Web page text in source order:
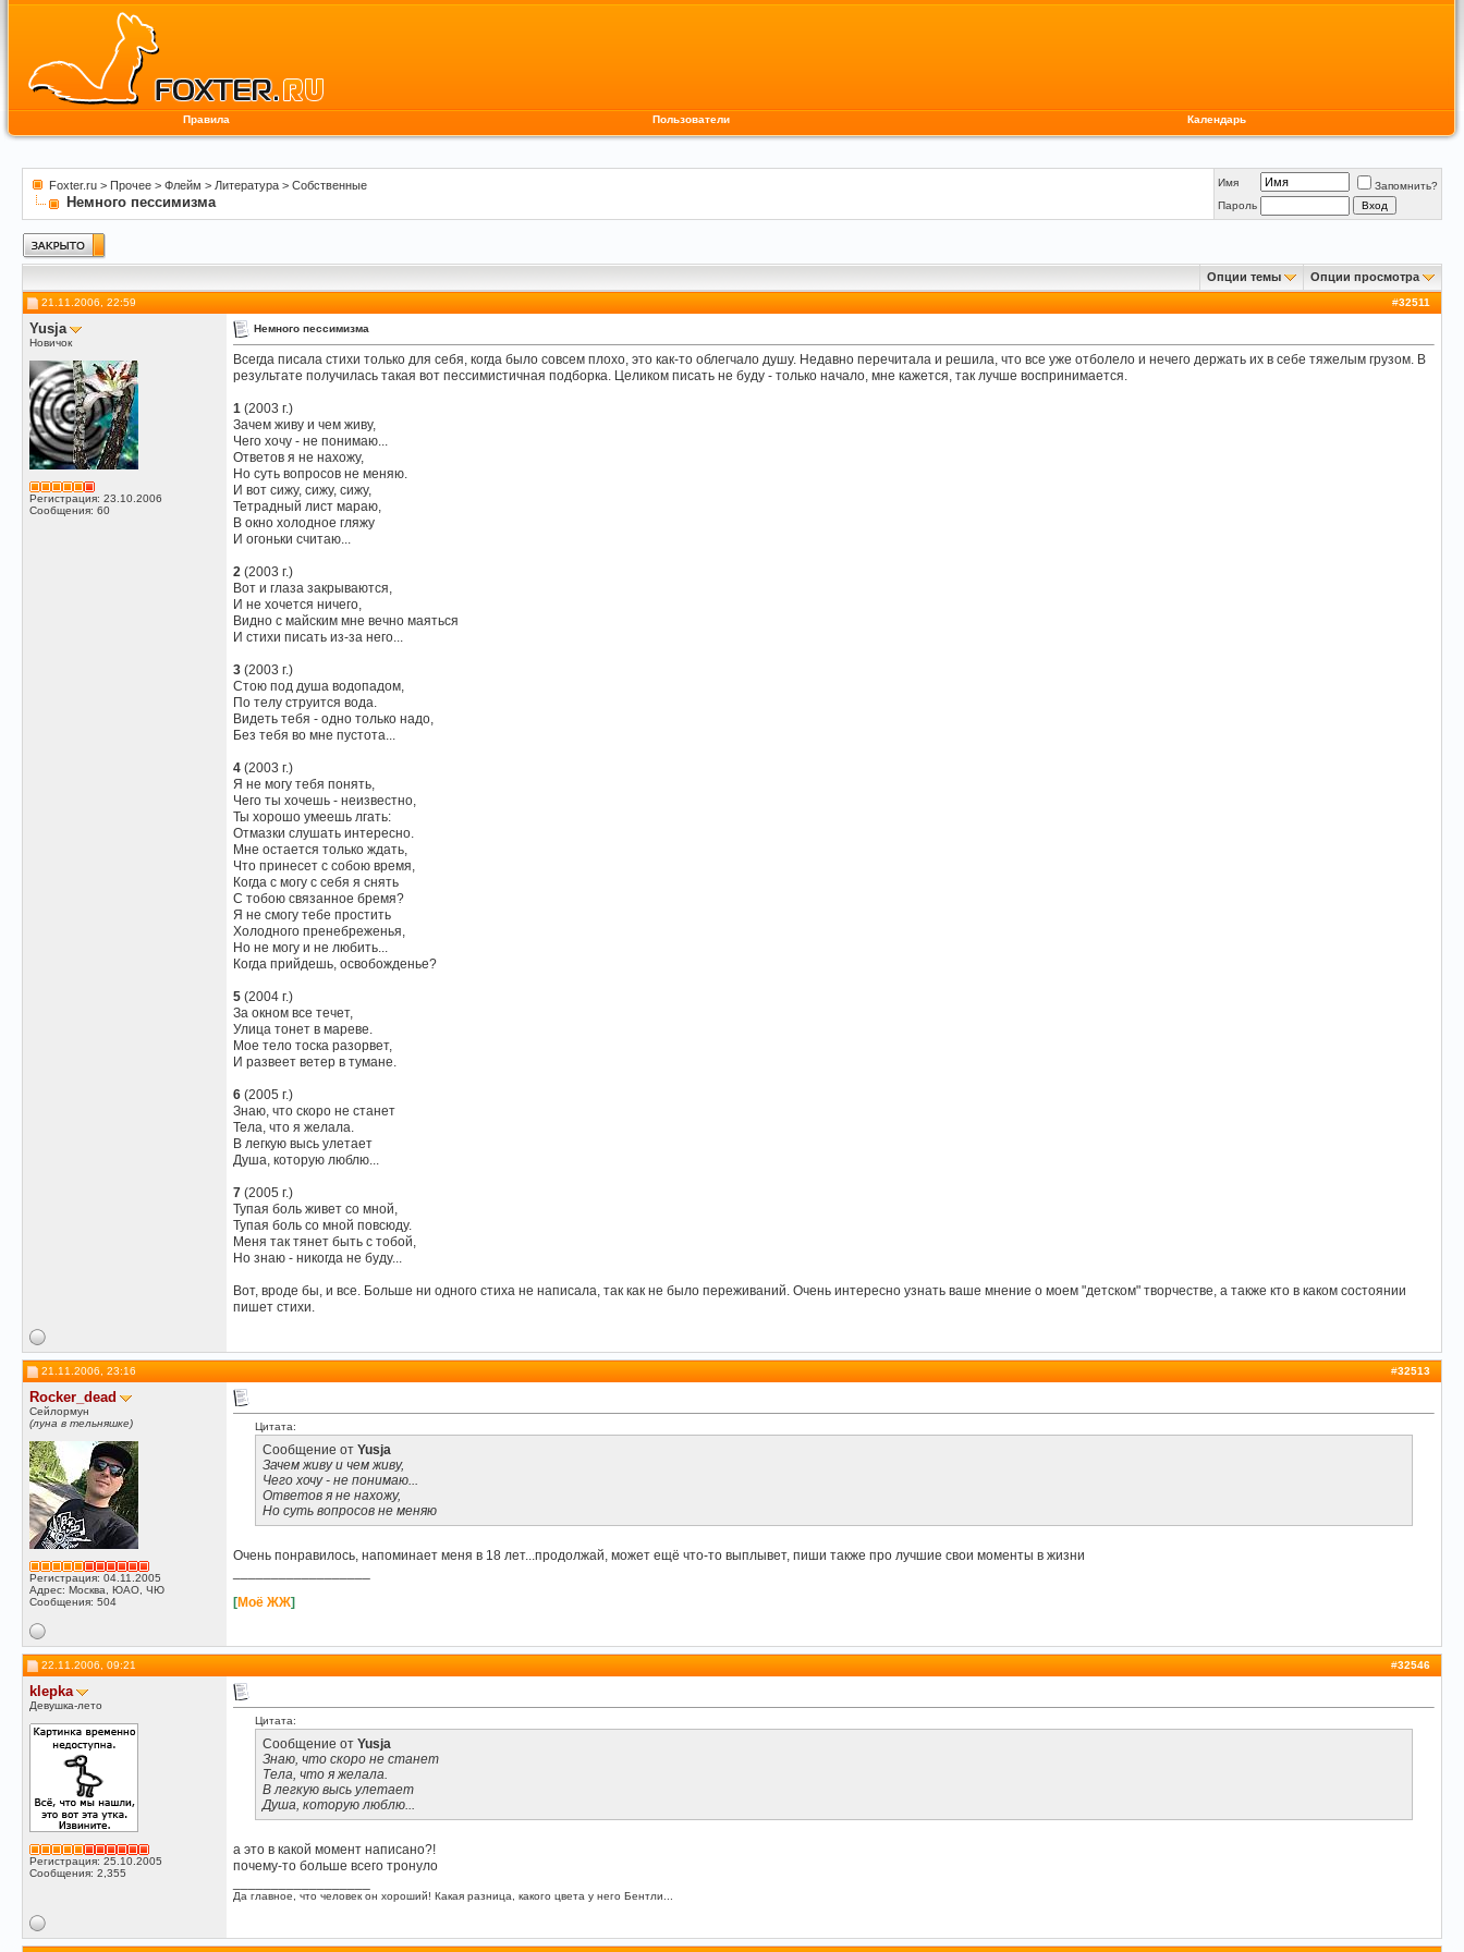
Правила Пользователи Календарь
Foxter.ru > Прочее > Флейм > Литература > Собственные
Немного пессимизма
Имя
Запомнить?
Пароль
Опции темы Опции просмотра
21.11.2006, 22:59 #32511
Yusja
Новичок
Регистрация: 23.10.2006
Сообщения: 60
Немного пессимизма
Всегда писала стихи только для себя, когда было совсем плохо, это как-то облегчало душу. Недавно перечитала и решила, что все уже отболело и нечего держать их в себе тяжелым грузом. В
результате получилась такая вот пессимистичная подборка. Целиком писать не буду - только начало, мне кажется, так лучше воспринимается.
1 (2003 г.)
Зачем живу и чем живу,
Чего хочу - не понимаю...
Ответов я не нахожу,
Но суть вопросов не меняю.
И вот сижу, сижу, сижу,
Тетрадный лист мараю,
В окно холодное гляжу
И огоньки считаю...
2 (2003 г.)
Вот и глаза закрываются,
И не хочется ничего,
Видно с майским мне вечно маяться
И стихи писать из-за него...
3 (2003 г.)
Стою под душа водопадом,
По телу струится вода.
Видеть тебя - одно только надо,
Без тебя во мне пустота...
4 (2003 г.)
Я не могу тебя понять,
Чего ты хочешь - неизвестно,
Ты хорошо умеешь лгать:
Отмазки слушать интересно.
Мне остается только ждать,
Что принесет с собою время,
Когда с могу с себя я снять
С тобою связанное бремя?
Я не смогу тебе простить
Холодного пренебреженья,
Но не могу и не любить...
Когда прийдешь, освобожденье?
5 (2004 г.)
За окном все течет,
Улица тонет в мареве.
Мое тело тоска разорвет,
И развеет ветер в тумане.
6 (2005 г.)
Знаю, что скоро не станет
Тела, что я желала.
В легкую высь улетает
Душа, которую люблю...
7 (2005 г.)
Тупая боль живет со мной,
Тупая боль со мной повсюду.
Меня так тянет быть с тобой,
Но знаю - никогда не буду...
Вот, вроде бы, и все. Больше ни одного стиха не написала, так как не было переживаний. Очень интересно узнать ваше мнение о моем "детском" творчестве, а также кто в каком состоянии
пишет стихи.
21.11.2006, 23:16 #32513
Rocker_dead
Сейлормун
(луна в тельняшке)
Регистрация: 04.11.2005
Адрес: Москва, ЮАО, ЧЮ
Сообщения: 504
Цитата:
Сообщение от Yusja
Зачем живу и чем живу,
Чего хочу - не понимаю...
Ответов я не нахожу,
Но суть вопросов не меняю
Очень понравилось, напоминает меня в 18 лет...продолжай, может ещё что-то выплывет, пиши также про лучшие свои моменты в жизни
[Моё ЖЖ]
22.11.2006, 09:21 #32546
klepka
Девушка-лето
Регистрация: 25.10.2005
Сообщения: 2,355
Цитата:
Сообщение от Yusja
Знаю, что скоро не станет
Тела, что я желала.
В легкую высь улетает
Душа, которую люблю...
а это в какой момент написано?!
почему-то больше всего тронуло
Да главное, что человек он хороший! Какая разница, какого цвета у него Бентли...